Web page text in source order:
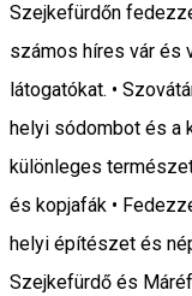
Szejkefürdőn
számos híres vár és
látogatókat. •
helyi sódombot és a
különleges
és kopjafák •
helyi építészet és
Szejkefürdő és